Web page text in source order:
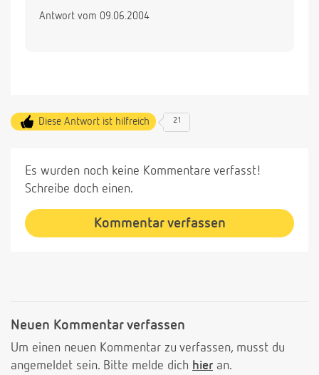
Antwort vom 09.06.2004
Diese Antwort ist hilfreich 21
Es wurden noch keine Kommentare verfasst!
Schreibe doch einen.
Kommentar verfassen
Neuen Kommentar verfassen
Um einen neuen Kommentar zu verfassen, musst du
angemeldet sein. Bitte melde dich hier an.